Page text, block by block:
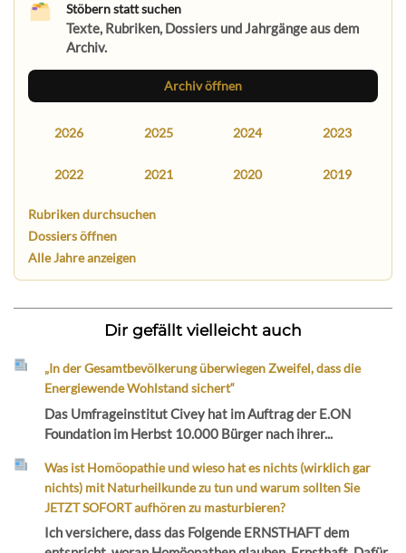
Stöbern statt suchen
Texte, Rubriken, Dossiers und Jahrgänge aus dem
Archiv.
Archiv öffnen
2026 2025 2024 2023
2022 2021 2020 2019
Rubriken durchsuchen
Dossiers öffnen
Alle Jahre anzeigen
Dir gefällt vielleicht auch
„In der Gesamtbevölkerung überwiegen Zweifel, dass die
Energiewende Wohlstand sichert“
Das Umfrageinstitut Civey hat im Auftrag der E.ON
Foundation im Herbst 10.000 Bürger nach ihrer...
Was ist Homöopathie und wieso hat es nichts (wirklich gar
nichts) mit Naturheilkunde zu tun und warum sollten Sie
JETZT SOFORT aufhören zu masturbieren?
Ich versichere, dass das Folgende ERNSTHAFT dem